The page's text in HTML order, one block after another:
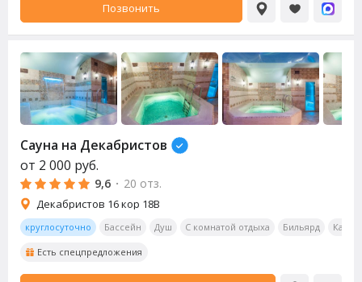
Позвонить
Сауна на Декабристов
от 2 000 руб.
9,6 · 20 отз.
Декабристов 16 кор 18В
круглосуточно Бассейн Душ С комнатой отдыха Бильярд
Есть спецпредложения